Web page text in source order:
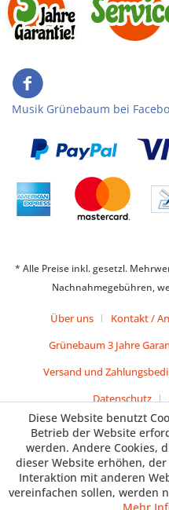
Musik Grünebaum bei
* Alle Preise inkl. gesetzl.
Nachnahmegebühren,
Über uns Kontakt /
Grünebaum 3 Jahre
Versand und
Datenschutz
Diese Website benutzt
Betrieb der Website
werden. Andere Cookies,
dieser Website erhöhen,
Interaktion mit anderen
vereinfachen sollen, werden